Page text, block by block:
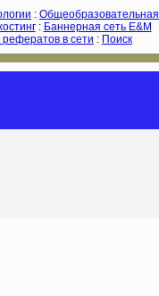
: Общеобразовательная
: Баннерная сеть E&M
рефератов в сети : Поиск